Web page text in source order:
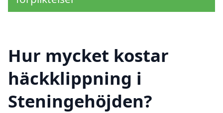
Hur mycket kostar
häckklippning i
Steningehöjden?